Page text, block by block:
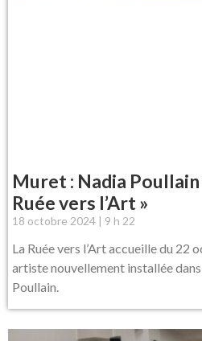
Muret : Nadia Poullain
Ruée vers l’Art »
18 octobre 2024 9 h 22
La Ruée vers l’Art accueille du 22
artiste nouvellement installée
Poullain.